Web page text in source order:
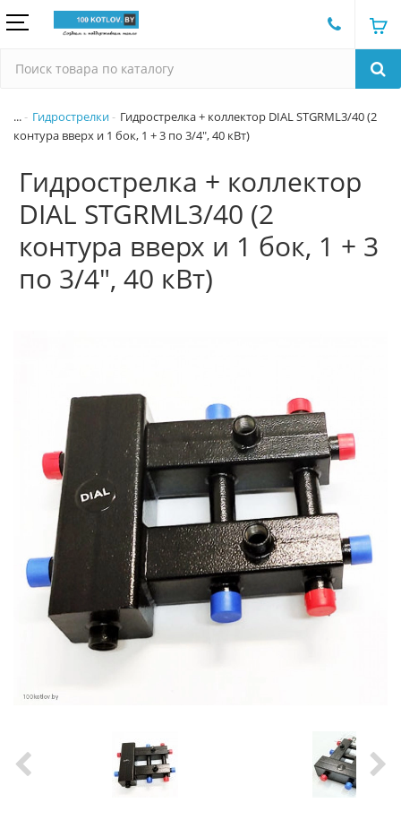
... Гидрострелки
Гидрострелка + коллектор DIAL STGRML3/40 (2
контура вверх и 1 бок, 1 + 3 по 3/4", 40 кВт)
Гидрострелка + коллектор
DIAL STGRML3/40 (2
контура вверх и 1 бок, 1 + 3
по 3/4", 40 кВт)